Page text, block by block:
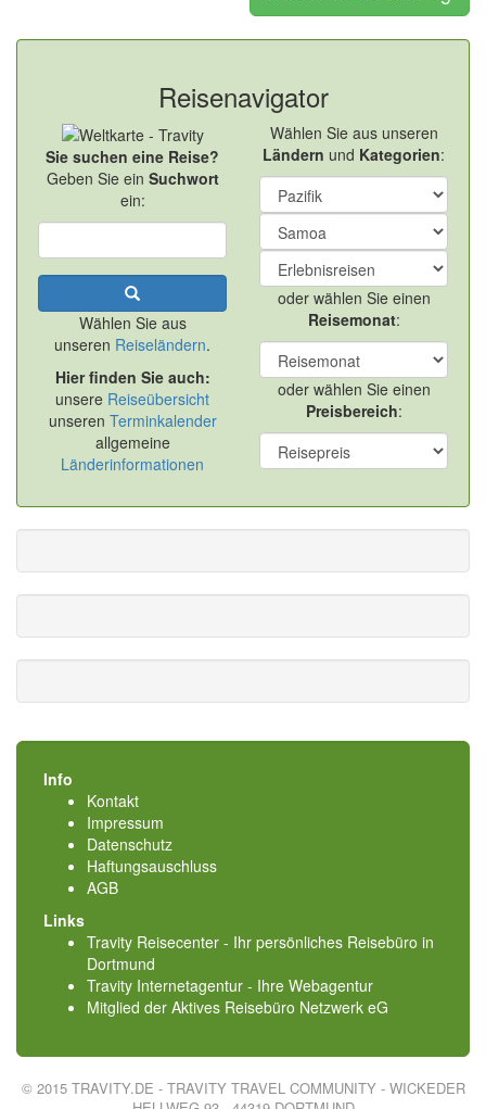
Reisenavigator
Sie suchen eine Reise?
Geben Sie ein Suchwort
ein:
Wählen Sie aus
unseren Reiseländern.
Hier finden Sie auch:
unsere Reiseübersicht
unseren Terminkalender
allgemeine
Länderinformationen
Wählen Sie aus unseren
Ländern und Kategorien:
oder wählen Sie einen
Reisemonat:
oder wählen Sie einen
Preisbereich:
Info
Kontakt
Impressum
Datenschutz
Haftungsauschluss
AGB
Links
Travity Reisecenter - Ihr persönliches Reisebüro in
Dortmund
Travity Internetagentur - Ihre Webagentur
Mitglied der Aktives Reisebüro Netzwerk eG
© 2015 TRAVITY.DE - TRAVITY TRAVEL COMMUNITY - WICKEDER